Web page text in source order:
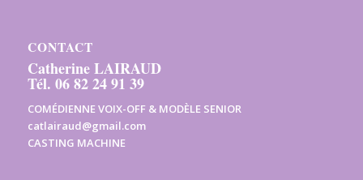
CONTACT
Catherine LAIRAUD
Tél. 06 82 24 91 39
COMÉDIENNE VOIX-OFF & MODÈLE SENIOR
catlairaud@gmail.com
CASTING MACHINE